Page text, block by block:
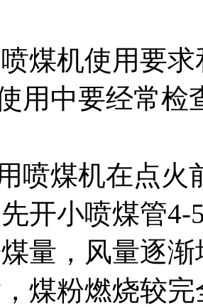
喷煤机使用要
用中要经常
喷煤机在点
开小喷煤管
量，风量逐
煤粉燃烧较